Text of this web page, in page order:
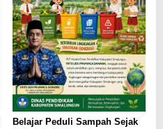
Belajar Peduli Sampah Sejak